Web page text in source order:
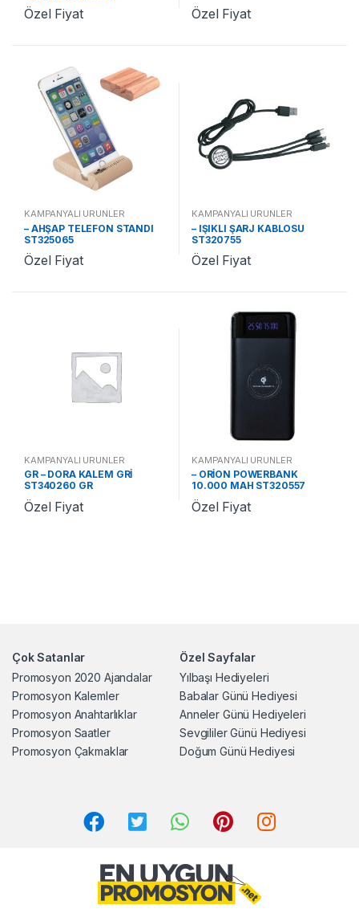
Özel Fiyat Özel Fiyat
KAMPANYALI ÜRÜNLER
– AHŞAP TELEFON STANDI
ST325065
Özel Fiyat
KAMPANYALI ÜRÜNLER
– IŞIKLI ŞARJ KABLOSU
ST320755
Özel Fiyat
KAMPANYALI ÜRÜNLER
GR – DORA KALEM GRİ
ST340260 GR
Özel Fiyat
KAMPANYALI ÜRÜNLER
– ORİON POWERBANK
10.000 MAH ST320557
Özel Fiyat
Çok Satanlar
Promosyon 2020 Ajandalar
Promosyon Kalemler
Promosyon Anahtarlıklar
Promosyon Saatler
Promosyon Çakmaklar
Özel Sayfalar
Yılbaşı Hediyeleri
Babalar Günü Hediyesi
Anneler Günü Hediyeleri
Sevgililer Günü Hediyesi
Doğum Günü Hediyesi